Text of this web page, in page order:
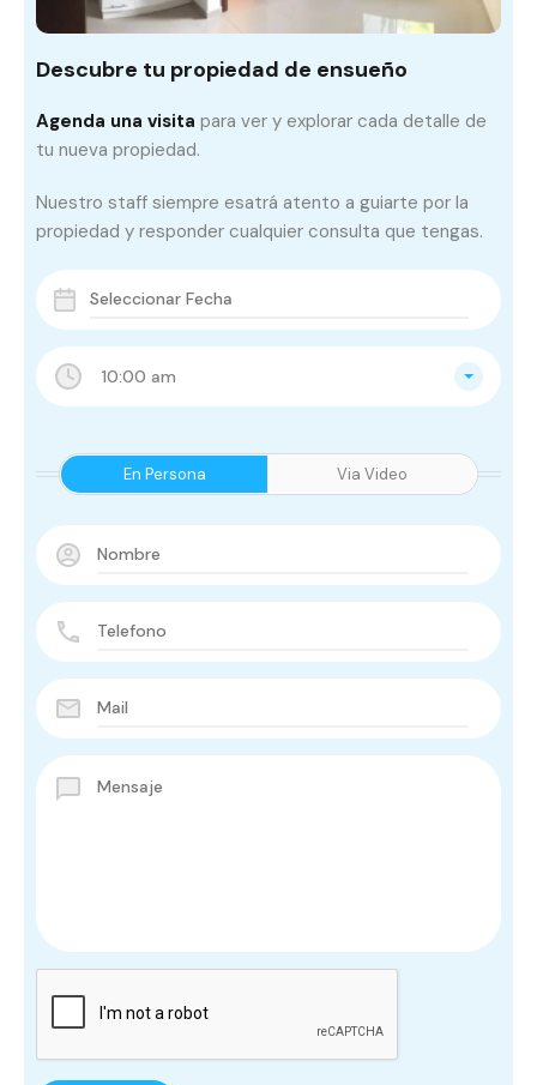
10:00 am
En Persona Via Video
Descubre tu propiedad de ensueño
Agenda una visita para ver y explorar cada detalle de
tu nueva propiedad.
Nuestro staff siempre esatrá atento a guiarte por la
propiedad y responder cualquier consulta que tengas.